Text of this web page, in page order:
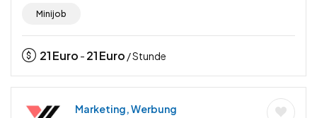
Minijob
21Euro - 21Euro / Stunde
Marketing, Werbung